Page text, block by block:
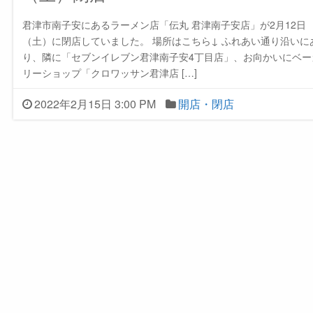
君津市南子安にあるラーメン店「伝丸 君津南子安店」が2月12日
（土）に閉店していました。 場所はこちら↓ ふれあい通り沿いに
り、隣に「セブンイレブン君津南子安4丁目店」、お向かいにベ
リーショップ「クロワッサン君津店 […]
2022年2月15日 3:00 PM 開店・閉店